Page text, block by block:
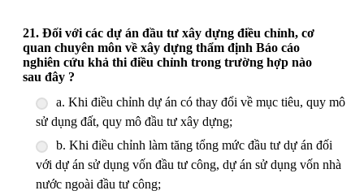
21. Đối với các dự án đầu tư xây dựng điều chỉnh, cơ
quan chuyên môn về xây dựng thẩm định Báo cáo
nghiên cứu khả thi điều chỉnh trong trường hợp nào
sau đây ?
a. Khi điều chỉnh dự án có thay đổi về mục tiêu, quy mô
sử dụng đất, quy mô đầu tư xây dựng;
b. Khi điều chỉnh làm tăng tổng mức đầu tư dự án đối
với dự án sử dụng vốn đầu tư công, dự án sử dụng vốn nhà
nước ngoài đầu tư công;